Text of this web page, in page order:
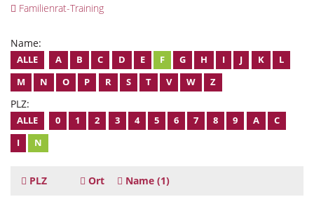
Familienrat-Training
Name:
ALLE A B C D E F G H I J K
L
M
N O P R S T V W Z
PLZ:
ALLE 0 1 2 3 4 5 6 7 8 9 A
C
I
N
PLZ Ort Name (1)